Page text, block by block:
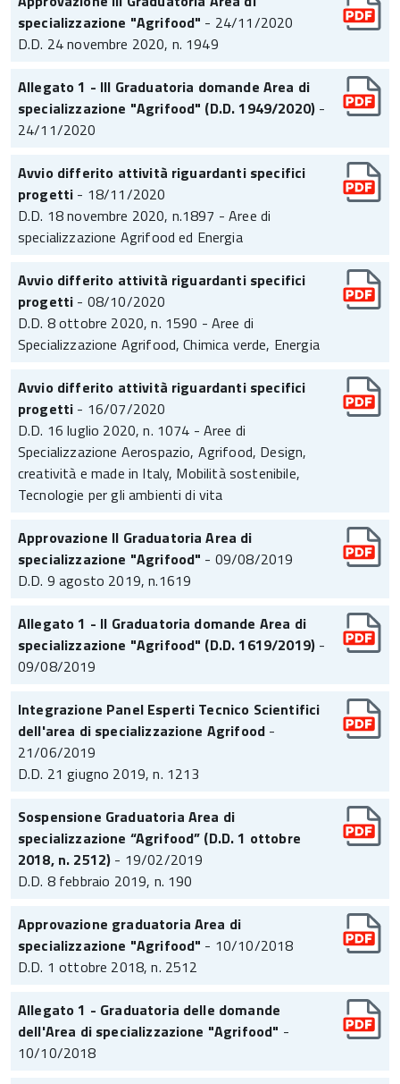
specializzazione "Agrifood" - 24/11/2020
D.D. 24 novembre 2020, n. 1949
Allegato 1 - III Graduatoria domande Area di
specializzazione "Agrifood" (D.D. 1949/2020) -
24/11/2020
Avvio differito attività riguardanti specifici
progetti - 18/11/2020
D.D. 18 novembre 2020, n.1897 - Aree di
specializzazione Agrifood ed Energia
Avvio differito attività riguardanti specifici
progetti - 08/10/2020
D.D. 8 ottobre 2020, n. 1590 - Aree di
Specializzazione Agrifood, Chimica verde, Energia
Avvio differito attività riguardanti specifici
progetti - 16/07/2020
D.D. 16 luglio 2020, n. 1074 - Aree di
Specializzazione Aerospazio, Agrifood, Design,
creatività e made in Italy, Mobilità sostenibile,
Tecnologie per gli ambienti di vita
Approvazione II Graduatoria Area di
specializzazione "Agrifood" - 09/08/2019
D.D. 9 agosto 2019, n.1619
Allegato 1 - II Graduatoria domande Area di
specializzazione "Agrifood" (D.D. 1619/2019) -
09/08/2019
Integrazione Panel Esperti Tecnico Scientifici
dell'area di specializzazione Agrifood -
21/06/2019
D.D. 21 giugno 2019, n. 1213
Sospensione Graduatoria Area di
specializzazione “Agrifood” (D.D. 1 ottobre
2018, n. 2512) - 19/02/2019
D.D. 8 febbraio 2019, n. 190
Approvazione graduatoria Area di
specializzazione "Agrifood" - 10/10/2018
D.D. 1 ottobre 2018, n. 2512
Allegato 1 - Graduatoria delle domande
dell'Area di specializzazione "Agrifood" -
10/10/2018